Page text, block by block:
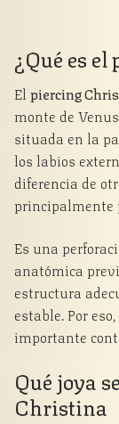
¿Qué es
El piercing
monte de
situada en la
los labios
diferencia de
principalmente
Es una
anatómica
estructura
estable. Por
importante
Qué joya
Christina